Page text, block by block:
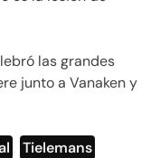
las grandes
junto a Vanaken y
Tielemans